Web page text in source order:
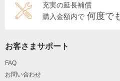
充実の延長補償
購入金額内で 何度で
お客さまサポート
FAQ
お問い合わせ